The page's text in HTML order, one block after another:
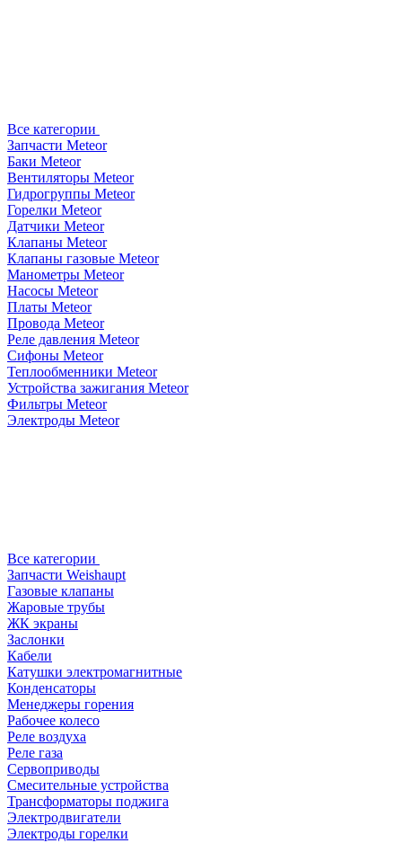
Все категории
Запчасти Meteor
Баки Meteor
Вентиляторы Meteor
Гидрогруппы Meteor
Горелки Meteor
Датчики Meteor
Клапаны Meteor
Клапаны газовые Meteor
Манометры Meteor
Насосы Meteor
Платы Meteor
Провода Meteor
Реле давления Meteor
Сифоны Meteor
Теплообменники Meteor
Устройства зажигания Meteor
Фильтры Meteor
Электроды Meteor
Все категории
Запчасти Weishaupt
Газовые клапаны
Жаровые трубы
ЖК экраны
Заслонки
Кабели
Катушки электромагнитные
Конденсаторы
Менеджеры горения
Рабочее колесо
Реле воздухa
Реле газа
Сервоприводы
Смесительные устройства
Трансформаторы поджига
Электродвигатели
Электроды горелки